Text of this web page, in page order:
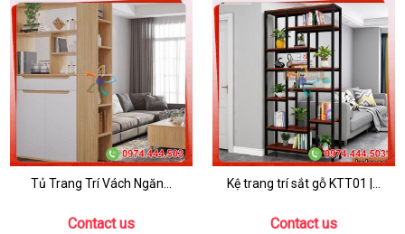
Tủ Trang Trí Vách Ngăn...
Contact us
Kệ trang trí sắt gỗ KTT01 |...
Contact us